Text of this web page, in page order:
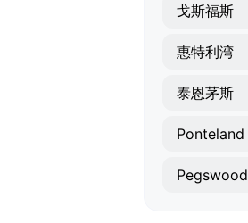
戈斯福斯
惠特利湾
泰恩茅斯
Ponteland
Pegswood